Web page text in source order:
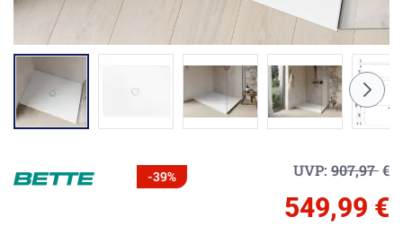
-39% UVP: 907,97€
549,99 €